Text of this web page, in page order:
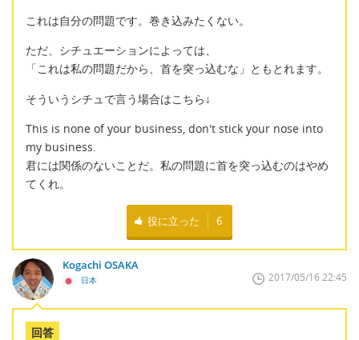
これは自分の問題です。巻き込みたくない。
ただ、シチュエーションによっては、
「これは私の問題だから、首を突っ込むな」ともとれます。
そういうシチュで言う場合はこちら↓
This is none of your business, don't stick your nose into
my business.
君には関係のないことだ。私の問題に首を突っ込むのはやめ
てくれ。
役に立った 6
Kogachi OSAKA
日本 2017/05/16 22:45
回答